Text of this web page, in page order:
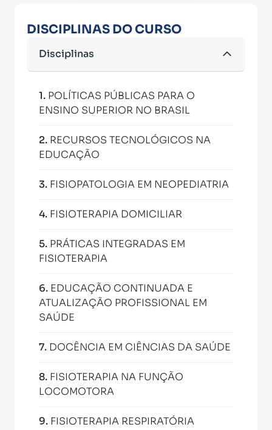
DISCIPLINAS DO CURSO
Disciplinas
1. POLÍTICAS PÚBLICAS PARA O
ENSINO SUPERIOR NO BRASIL
2. RECURSOS TECNOLÓGICOS NA
EDUCAÇÃO
3. FISIOPATOLOGIA EM NEOPEDIATRIA
4. FISIOTERAPIA DOMICILIAR
5. PRÁTICAS INTEGRADAS EM
FISIOTERAPIA
6. EDUCAÇÃO CONTINUADA E
ATUALIZAÇÃO PROFISSIONAL EM
SAÚDE
7. DOCÊNCIA EM CIÊNCIAS DA SAÚDE
8. FISIOTERAPIA NA FUNÇÃO
LOCOMOTORA
9. FISIOTERAPIA RESPIRATÓRIA